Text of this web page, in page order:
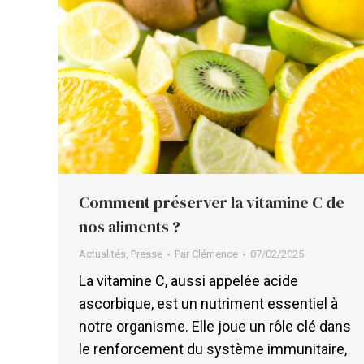
Comment préserver la vitamine C de
nos aliments ?
Actualités Presse Par Clémence 07/02/2025
La vitamine C, aussi appelée acide
ascorbique, est un nutriment essentiel à
notre organisme. Elle joue un rôle clé dans
le renforcement du système immunitaire,